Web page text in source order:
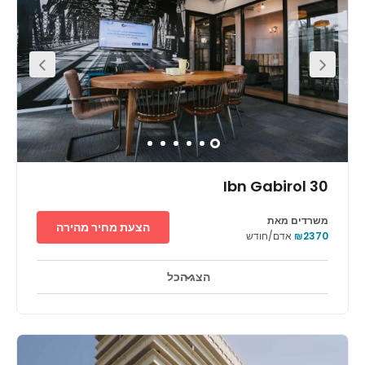
This well designed centre is strategically placed for
getting around easily. The nearest train station,
HaShalom, is located just a short three-minute walk
away from the offices- and regularly serviced buses also
run through the area often. You can surely benefit from
the area's abundance of local eateries that can also be
found within walking distance. There are also many local
attractions you can observe outside of work, and many
venues in which to entertain clients of hold team building
events.
מעון יום לילדים + 6 יותר
הצעת מחיר מהירה
הצג הכל